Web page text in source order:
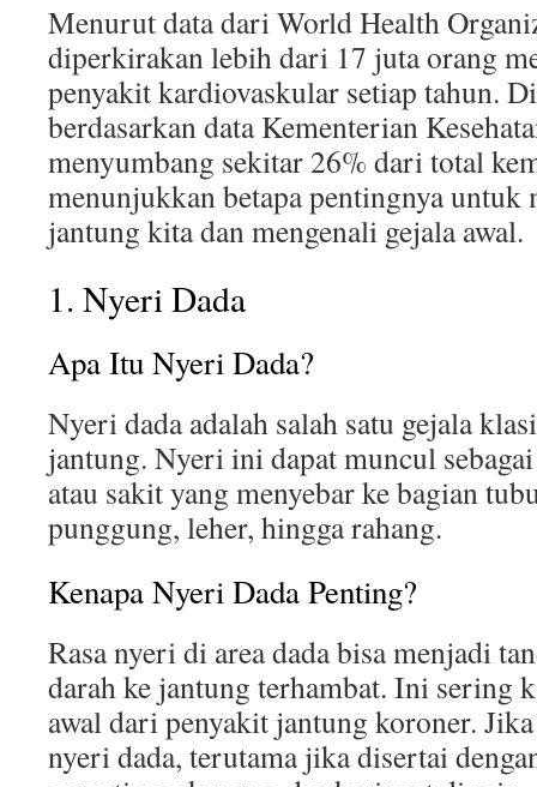
Menurut data dari World Health
diperkirakan lebih dari 17 juta orang
penyakit kardiovaskular setiap tahun.
berdasarkan data Kementerian
menyumbang sekitar 26% dari total
menunjukkan betapa pentingnya untuk
jantung kita dan mengenali gejala awal.
1. Nyeri Dada
Apa Itu Nyeri Dada?
Nyeri dada adalah salah satu gejala
jantung. Nyeri ini dapat muncul
atau sakit yang menyebar ke bagian
punggung, leher, hingga rahang.
Kenapa Nyeri Dada Penting?
Rasa nyeri di area dada bisa menjadi
darah ke jantung terhambat. Ini sering
awal dari penyakit jantung koroner.
nyeri dada, terutama jika disertai